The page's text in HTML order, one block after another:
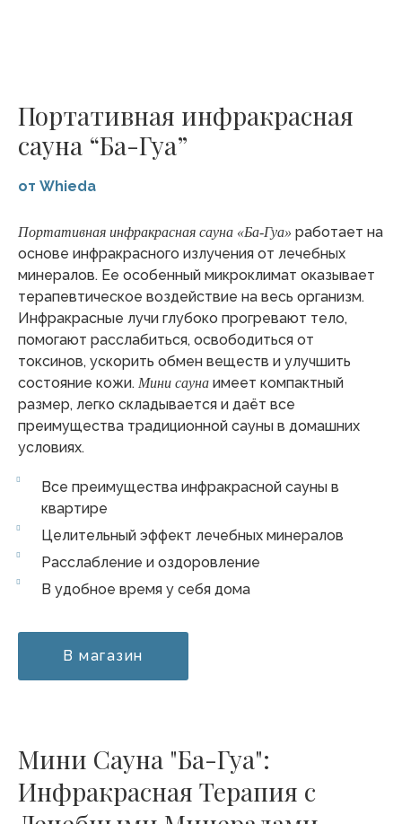
Портативная инфракрасная
сауна “Ба-Гуа”
от Whieda
Портативная инфракрасная сауна «Ба-Гуа» работает на
основе инфракрасного излучения от лечебных
минералов. Ее особенный микроклимат оказывает
терапевтическое воздействие на весь организм.
Инфракрасные лучи глубоко прогревают тело,
помогают расслабиться, освободиться от
токсинов, ускорить обмен веществ и улучшить
состояние кожи. Мини сауна имеет компактный
размер, легко складывается и даёт все
преимущества традиционной сауны в домашних
условиях.
Все преимущества инфракрасной сауны в
квартире
Целительный эффект лечебных минералов
Расслабление и оздоровление
В удобное время у себя дома
В магазин
Мини Сауна "Ба-Гуа":
Инфракрасная Терапия с